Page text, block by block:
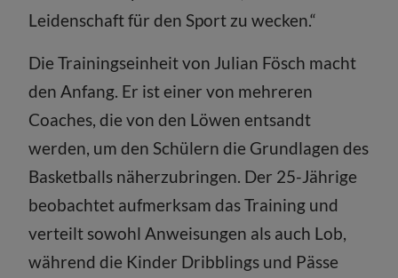
Leidenschaft für den Sport zu wecken.“
Die Trainingseinheit von Julian Fösch macht
den Anfang. Er ist einer von mehreren
Coaches, die von den Löwen entsandt
werden, um den Schülern die Grundlagen des
Basketballs näherzubringen. Der 25-Jährige
beobachtet aufmerksam das Training und
verteilt sowohl Anweisungen als auch Lob,
während die Kinder Dribblings und Pässe